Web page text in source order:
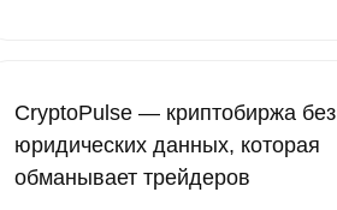
CryptoPulse — криптобиржа без
юридических данных, которая
обманывает трейдеров